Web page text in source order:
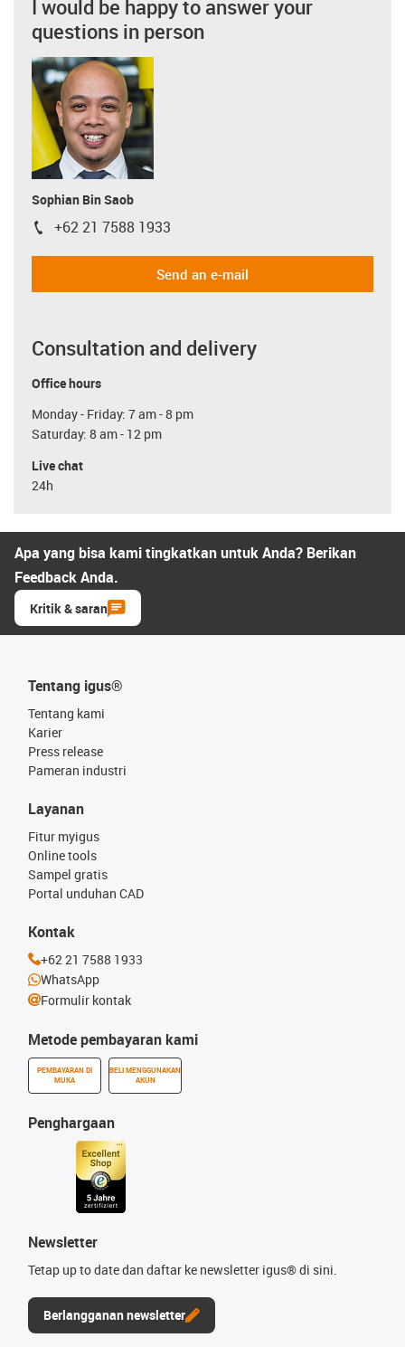
I would be happy to answer your
questions in person
Sophian Bin Saob
igus-icon-phone
+62 21 7588 1933
Send an e-mail
Consultation and delivery
Office hours
Monday - Friday: 7 am - 8 pm
Saturday: 8 am - 12 pm
Live chat
24h
Apa yang bisa kami tingkatkan untuk Anda? Berikan
Feedback Anda.
Kritik & saran
Tentang igus®
Tentang kami
Karier
Press release
Pameran industri
Metode pembayaran kami
PEMBAYARAN DI
MUKA
BELI MENGGUNAKAN
AKUN
Layanan
Fitur myigus
Online tools
Sampel gratis
Portal unduhan CAD
Penghargaan
Newsletter
Tetap up to date dan daftar ke newsletter igus® di sini.
Berlangganan newsletter
Kontak
+62 21 7588 1933
WhatsApp
Formulir kontak